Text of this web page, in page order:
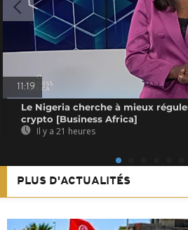
11:19
Le Nigeria cherche à mieux
crypto [Business Africa]
Il y a 21 heures
PLUS D'ACTUALITÉS